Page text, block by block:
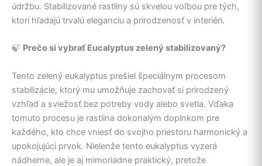
údržbu. Stabilizované rastliny sú skvelou voľbou pre tých,
ktorí hľadajú trvalú eleganciu a prirodzenosť v interiéri.
🍃 Prečo si vybrať Eucalyptus zelený stabilizovaný?
Tento zelený eukalyptus prešiel špeciálnym procesom
stabilizácie, ktorý mu umožňuje zachovať si prirodzený
vzhľad a sviežosť bez potreby vody alebo svetla. Vďaka
tomuto procesu je rastlina dokonalým doplnkom pre
každého, kto chce vniesť do svojho priestoru harmonický a
upokojujúci prvok. Nielenže tento eukalyptus vyzerá
nádherne, ale je aj mimoriadne praktický, pretože